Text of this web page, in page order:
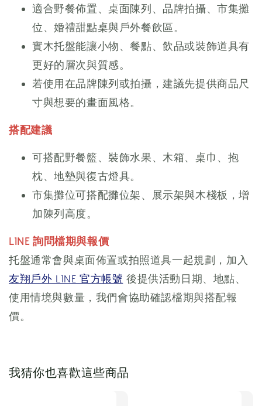
適合野餐佈置、桌面陳列、品牌拍攝、市集攤
位、婚禮甜點桌與戶外餐飲區。
實木托盤能讓小物、餐點、飲品或裝飾道具有
更好的層次與質感。
若使用在品牌陳列或拍攝，建議先提供商品尺
寸與想要的畫面風格。
搭配建議
可搭配野餐籃、裝飾水果、木箱、桌巾、抱
枕、地墊與復古燈具。
市集攤位可搭配攤位架、展示架與木棧板，增
加陳列高度。
LINE 詢問檔期與報價
托盤通常會與桌面佈置或拍照道具一起規劃，加入
友翔戶外 LINE 官方帳號 後提供活動日期、地點、
使用情境與數量，我們會協助確認檔期與搭配報
價。
我猜你也喜歡這些商品